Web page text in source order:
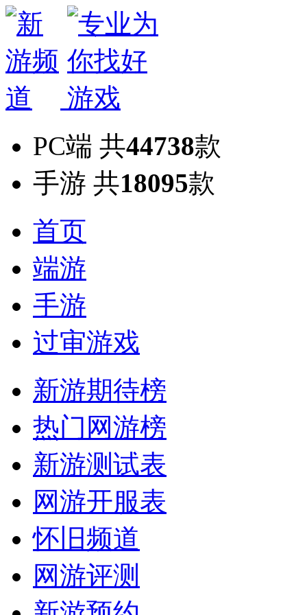
PC端 共44738款
手游 共18095款
首页
端游
手游
过审游戏
新游期待榜
热门网游榜
新游测试表
网游开服表
怀旧频道
网游评测